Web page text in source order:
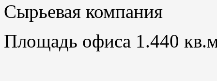
Сырьевая компания
Площадь офиса 1.440